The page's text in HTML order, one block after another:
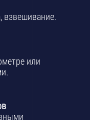
взвешивание.
или